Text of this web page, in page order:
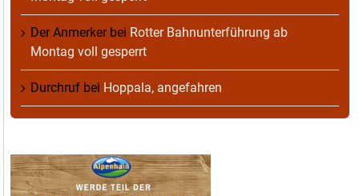
Der Anmerkerbei Rotter Bahnunterführung ab
Montag voll gesperrt
Durchruf bei Hoppala, angefahren